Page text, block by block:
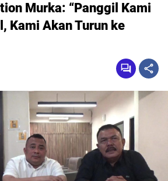
Murka: “Panggil Kami
Kami Akan Turun ke